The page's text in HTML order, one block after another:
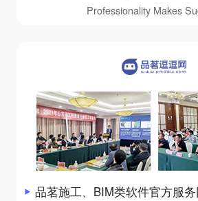
Professionality Makes
品茗施工、BIM类软件官方服